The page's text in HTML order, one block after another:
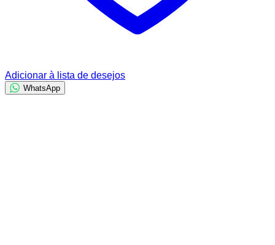
Adicionar à lista de desejos
WhatsApp